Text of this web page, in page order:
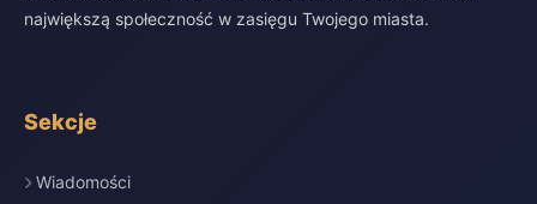
największą społeczność w zasięgu Twojego miasta.
Sekcje
Wiadomości